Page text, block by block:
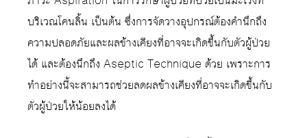
บริเวณโคนลิ้น เป็นต้น ซึ่งการจัดวางอุปกรณ์ต้องคำนึกถึง
ความปลอดภัยและผลข้างเคียงที่อาจจะเกิดขึ้นกับตัวผู้ป่วย
ได้ และต้องนึกถึง Aseptic Technique ด้วย เพราะการ
ทำอย่างนี้จะสามารถช่วยลดผลข้างเคียงที่อาจจะเกิดขึ้นกับ
ตัวผู้ป่วยให้น้อยลงได้